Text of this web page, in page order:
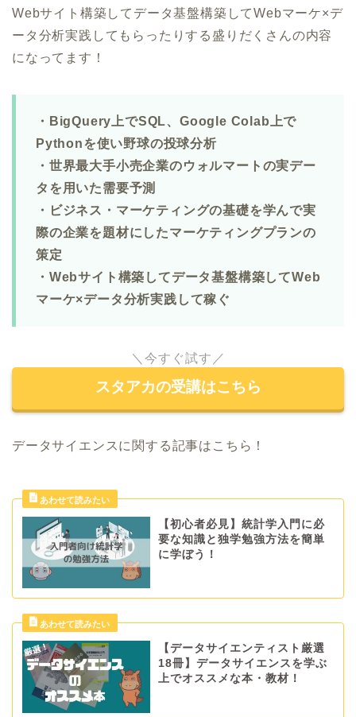
Webサイト構築してデータ基盤構築してWebマーケ×デ
ータ分析実践してもらったりする盛りだくさんの内容
になってます！
・BigQuery上でSQL、Google Colab上で
Pythonを使い野球の投球分析
・世界最大手小売企業のウォルマートの実デー
タを用いた需要予測
・ビジネス・マーケティングの基礎を学んで実
際の企業を題材にしたマーケティングプランの
策定
・Webサイト構築してデータ基盤構築してWeb
マーケ×データ分析実践して稼ぐ
＼今すぐ試す／
スタアカの受講はこちら
データサイエンスに関する記事はこちら！
【初心者必見】統計学入門に必
要な知識と独学勉強方法を簡単
に学ぼう！
【データサイエンティスト厳選
18冊】データサイエンスを学ぶ
上でオススメな本・教材！